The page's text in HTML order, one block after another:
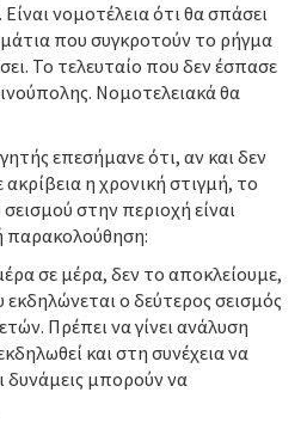
νομοτέλεια ότι θα σπάσει
που συγκροτούν το ρήγμα
Το τελευταίο που δεν έσπασε
Νομοτελειακά θα
επεσήμανε ότι, αν και δεν
η χρονική στιγμή, το
στην περιοχή είναι
παρακολούθηση:
σε μέρα, δεν το αποκλείουμε,
ο δεύτερος σεισμός
Πρέπει να γίνει ανάλυση
και στη συνέχεια να
δυνάμεις μπορούν να